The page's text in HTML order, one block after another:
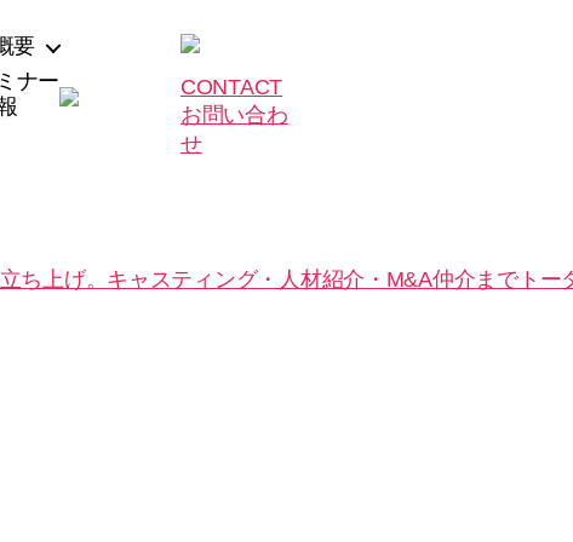
要
ナー
CONTACT
お問い合わ
せ
ち上げ。キャスティング・人材紹介・M&A仲介までトー